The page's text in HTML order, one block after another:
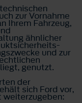
zur Vornahme
Ihrem Fahrzeug,
ähnlicher
und zur
genutzt.
der
sich Ford vor,